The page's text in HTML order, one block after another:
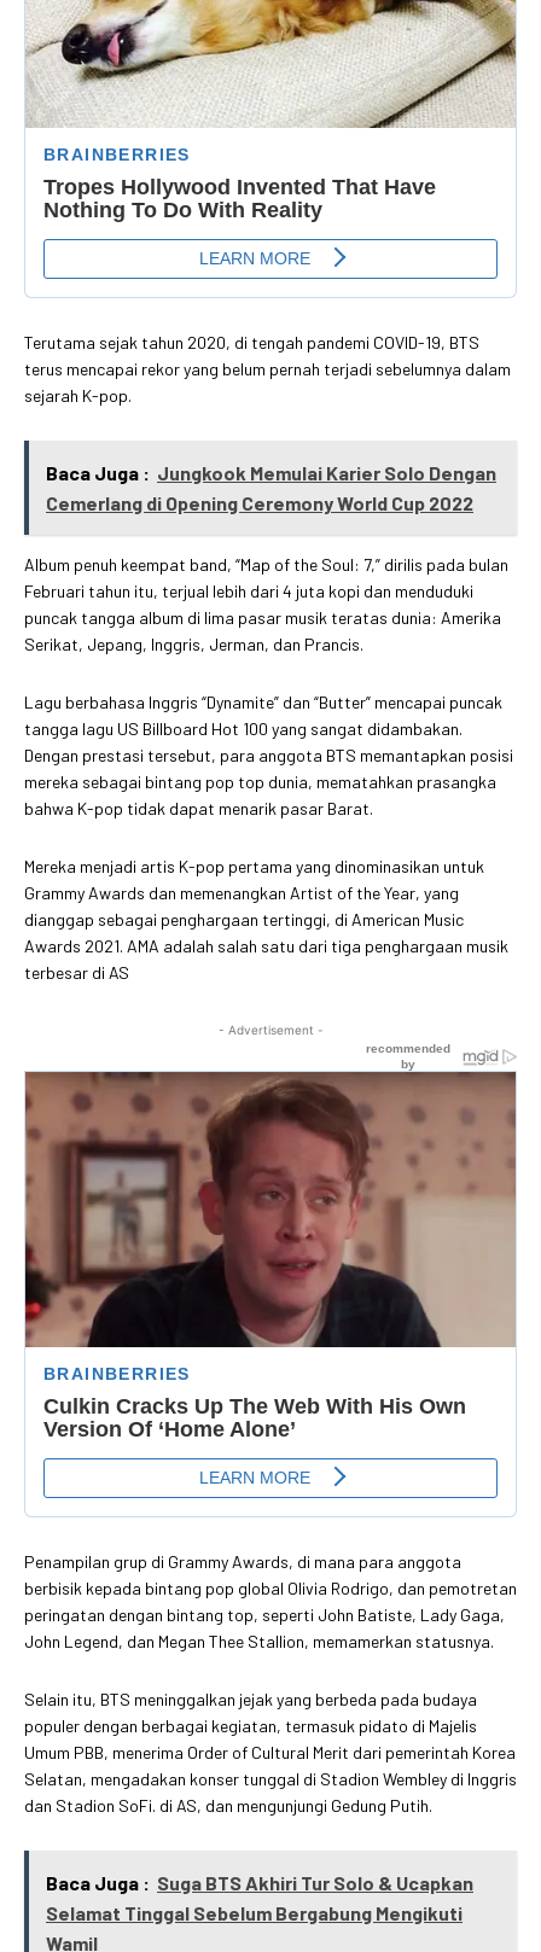
Terutama sejak tahun 2020, di tengah pandemi COVID-19, BTS
terus mencapai rekor yang belum pernah terjadi sebelumnya dalam
sejarah K-pop.
Baca Juga : Jungkook Memulai Karier Solo Dengan
Cemerlang di Opening Ceremony World Cup 2022
Album penuh keempat band, “Map of the Soul: 7,” dirilis pada bulan
Februari tahun itu, terjual lebih dari 4 juta kopi dan menduduki
puncak tangga album di lima pasar musik teratas dunia: Amerika
Serikat, Jepang, Inggris, Jerman, dan Prancis.
Lagu berbahasa Inggris “Dynamite” dan “Butter” mencapai puncak
tangga lagu US Billboard Hot 100 yang sangat didambakan.
Dengan prestasi tersebut, para anggota BTS memantapkan posisi
mereka sebagai bintang pop top dunia, mematahkan prasangka
bahwa K-pop tidak dapat menarik pasar Barat.
Mereka menjadi artis K-pop pertama yang dinominasikan untuk
Grammy Awards dan memenangkan Artist of the Year, yang
dianggap sebagai penghargaan tertinggi, di American Music
Awards 2021. AMA adalah salah satu dari tiga penghargaan musik
terbesar di AS
- Advertisement -
Penampilan grup di Grammy Awards, di mana para anggota
berbisik kepada bintang pop global Olivia Rodrigo, dan pemotretan
peringatan dengan bintang top, seperti John Batiste, Lady Gaga,
John Legend, dan Megan Thee Stallion, memamerkan statusnya.
Selain itu, BTS meninggalkan jejak yang berbeda pada budaya
populer dengan berbagai kegiatan, termasuk pidato di Majelis
Umum PBB, menerima Order of Cultural Merit dari pemerintah Korea
Selatan, mengadakan konser tunggal di Stadion Wembley di Inggris
dan Stadion SoFi. di AS, dan mengunjungi Gedung Putih.
Baca Juga : Suga BTS Akhiri Tur Solo & Ucapkan
Selamat Tinggal Sebelum Bergabung Mengikuti
Wamil